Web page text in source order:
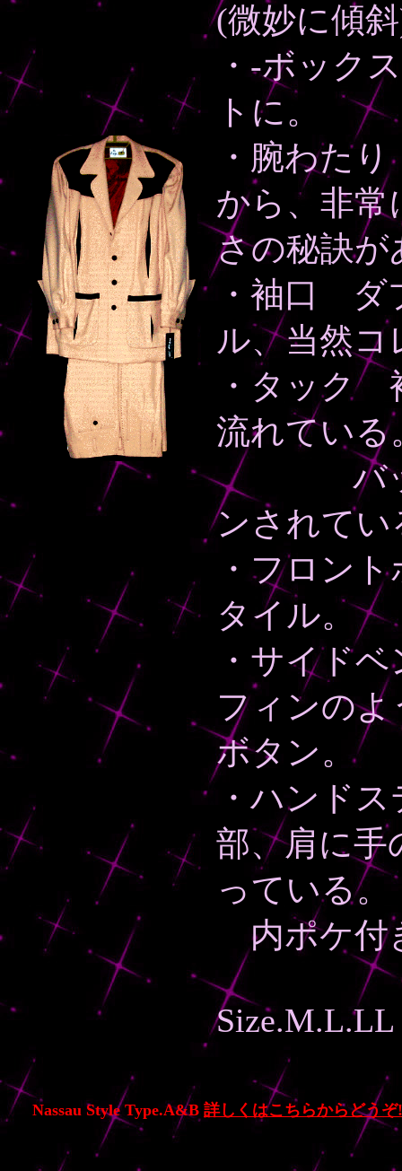
(微妙に傾
・-ボック
トに。
・腕わた
から、非常
さの秘訣が
・袖口 ダ
ル、当然コ
・タック
流れている
バック
ンされてい
・フロン
タイル。
・サイド
フィンの
ボタン。
・ハンド
部、肩に手
っている。
内ポケ付
Size.M.L.LL
Nassau Style Type.A&B 詳しくはこちらからどうぞ!